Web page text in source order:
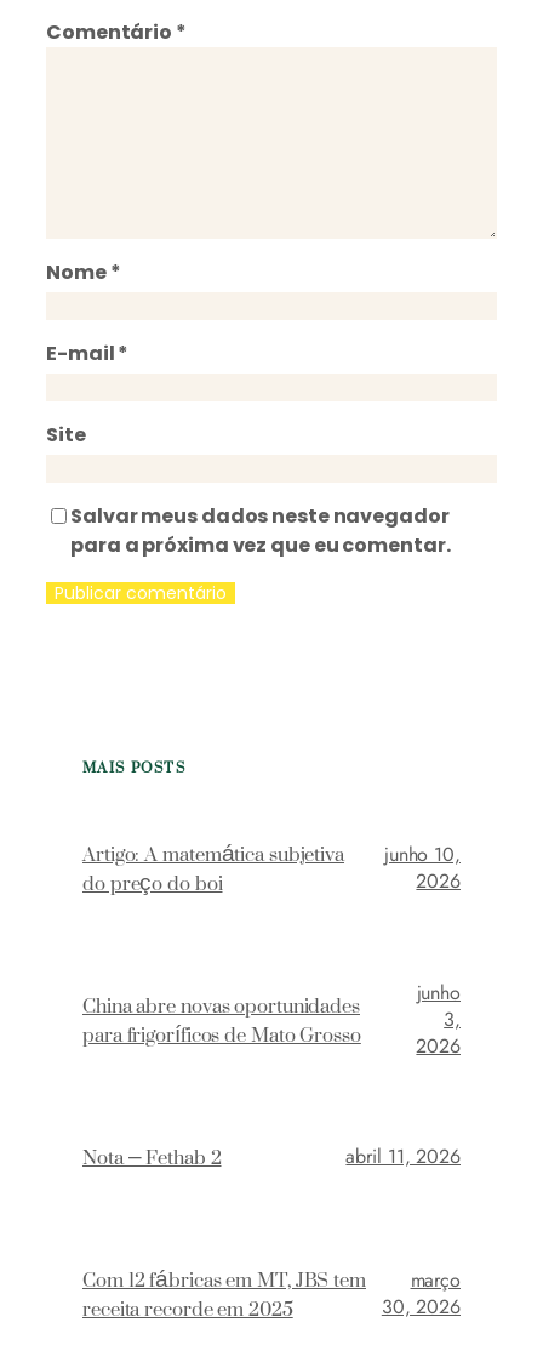
Comentário *
Nome*
E-mail*
Site
Salvar meus dados neste navegador
para a próxima vez que eu comentar.
MAIS POSTS
Artigo: A matemática subjetiva
do preço do boi
junho 10,
2026
China abre novas oportunidades
para frigoríficos de Mato Grosso
junho
3,
2026
Nota – Fethab 2 abril 11, 2026
Com 12 fábricas em MT, JBS tem
receita recorde em 2025
março
30, 2026